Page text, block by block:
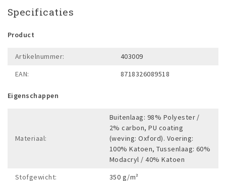
Specificaties
Product
Artikelnummer:
403009
EAN:
8718326089518
Eigenschappen
Materiaal:
Buitenlaag: 98% Polyester /
2% carbon, PU coating
(weving: Oxford). Voering:
100% Katoen, Tussenlaag: 60%
Modacryl / 40% Katoen
Stofgewicht:
350 g/m²